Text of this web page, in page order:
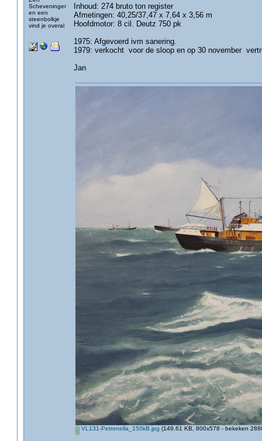
Scheveninger
en een
steenbolkje
vind je overal
Inhoud: 274 bruto ton register
Afmetingen: 40,25/37,47 x 7,64 x 3,56 m
Hoofdmotor: 8 cil. Deutz 750 pk
1975: Afgevoerd ivm sanering.
1979: verkocht voor de sloop en op 30 november
Jan
VL131-Petronella_150kB.jpg (149.61 KB, 800x578 - bekeken